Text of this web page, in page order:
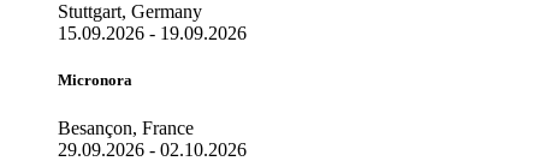
Stuttgart, Germany
15.09.2026 - 19.09.2026
Micronora
Besançon, France
29.09.2026 - 02.10.2026